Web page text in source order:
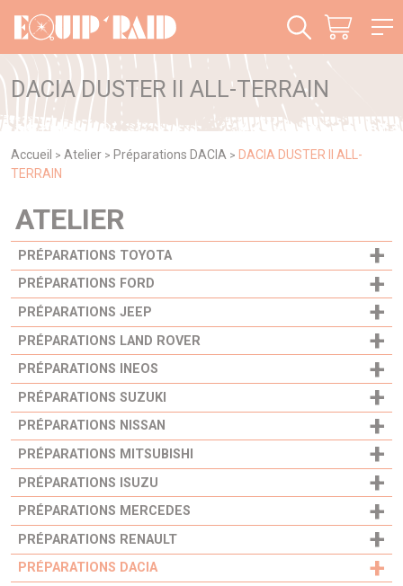
DACIA DUSTER II ALL-TERRAIN
Accueil > Atelier > Préparations DACIA > DACIA DUSTER II ALL-
TERRAIN
ATELIER
PRÉPARATIONS TOYOTA +
PRÉPARATIONS FORD +
PRÉPARATIONS JEEP +
PRÉPARATIONS LAND ROVER +
PRÉPARATIONS INEOS +
PRÉPARATIONS SUZUKI +
PRÉPARATIONS NISSAN +
PRÉPARATIONS MITSUBISHI +
PRÉPARATIONS ISUZU +
PRÉPARATIONS MERCEDES +
PRÉPARATIONS RENAULT +
PRÉPARATIONS DACIA +
Panneau de gestion des cookies